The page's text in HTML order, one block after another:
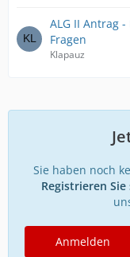
ALG II Antrag
Fragen
Klapauz
Sie haben noch
Registrieren
Anmelden